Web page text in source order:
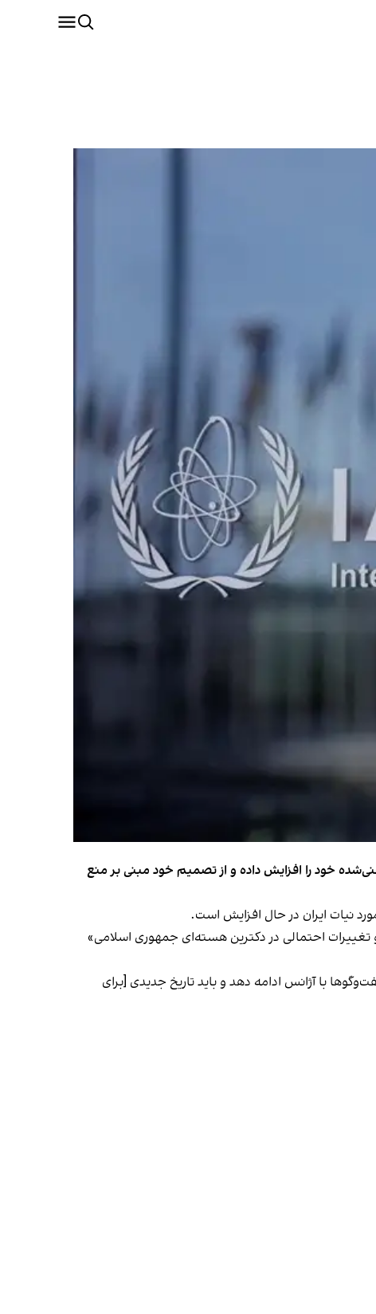
خود را افزایش داده و از تصمیم خود مبنی بر منع
نیات ایران در حال افزایش است.
تغییرات احتمالی در دکترین هسته‌ای جمهوری اسلامی»
با آژانس ادامه دهد و باید تاریخ جدیدی [برای